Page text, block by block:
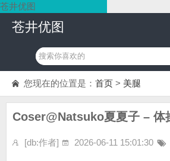
苍井优图
苍井优图
您现在的位置是： 首页 > 美腿
Coser@Natsuko夏夏子 – 体
[db:作者] 2026-06-11 15:01:30